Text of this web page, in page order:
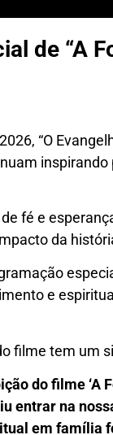
de “A
“O
fé e
da
e
filme tem um
do filme
entrar na
em família